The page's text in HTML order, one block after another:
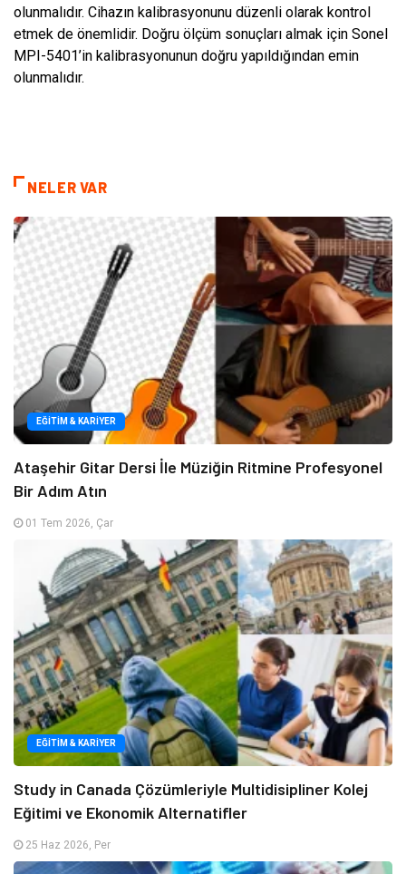
olunmalıdır. Cihazın kalibrasyonunu düzenli olarak kontrol
etmek de önemlidir. Doğru ölçüm sonuçları almak için Sonel
MPI-5401’in kalibrasyonunun doğru yapıldığından emin
olunmalıdır.
NELER VAR
EĞITIM & KARIYER
Ataşehir Gitar Dersi İle Müziğin Ritmine Profesyonel
Bir Adım Atın
01 Tem 2026, Çar
EĞITIM & KARIYER
Study in Canada Çözümleriyle Multidisipliner Kolej
Eğitimi ve Ekonomik Alternatifler
25 Haz 2026, Per